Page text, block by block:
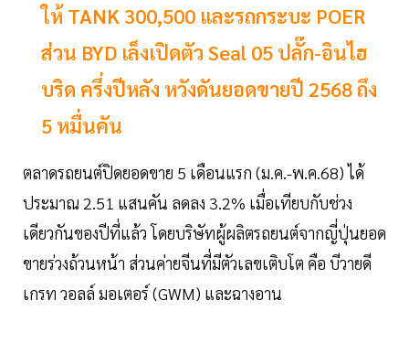
ให้ TANK 300,500 และรถกระบะ POER
ส่วน BYD เล็งเปิดตัว Seal 05 ปลั๊ก-อินไฮ
บริด ครึ่งปีหลัง หวังดันยอดขายปี 2568 ถึง
5 หมื่นคัน
ตลาดรถยนต์ปิดยอดขาย 5 เดือนแรก (ม.ค.-พ.ค.68) ได้
ประมาณ 2.51 แสนคัน ลดลง 3.2% เมื่อเทียบกับช่วง
เดียวกันของปีที่แล้ว โดยบริษัทผู้ผลิตรถยนต์จากญี่ปุ่นยอด
ขายร่วงถ้วนหน้า ส่วนค่ายจีนที่มีตัวเลขเติบโต คือ บีวายดี
เกรท วอลล์ มอเตอร์ (GWM) และฉางอาน